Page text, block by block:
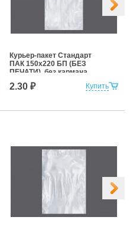
Купить
Курьер-пакет Стандарт
ПАК 150х220 БП (БЕЗ
ПЕЧАТИ), без кармана
2.30 ₽